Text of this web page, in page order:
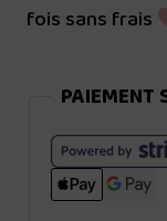
fois sans frais
PAIEMENT